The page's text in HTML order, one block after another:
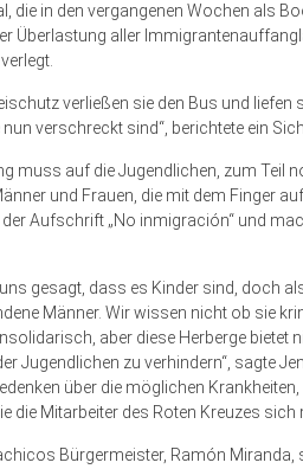
die in den vergangenen Wochen als
Überlastung aller
verließen sie den Bus und
nun verschreckt sind“, berichtete ein
muss auf die Jugendlichen, zum Teil
und Frauen, die mit dem Finger
der Aufschrift „No inmigración“ und
uns gesagt, dass es Kinder sind, doch
Männer. Wir wissen nicht ob sie
aber diese Herberge bietet
Jugendlichen zu verhindern“, sagte
über die möglichen
die Mitarbeiter des Roten Kreuzes
Bürgermeister, Ramón Miranda,